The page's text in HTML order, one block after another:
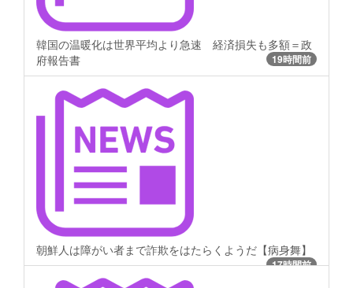
韓国の温暖化は世界平均より急速 経済損失も多額＝政
府報告書
19時間前
朝鮮人は障がい者まで詐欺をはたらくようだ【病身舞】
17時間前